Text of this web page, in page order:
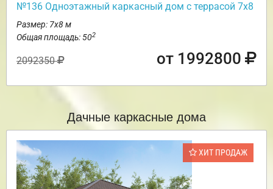
№136 Одноэтажный каркасный дом с террасой 7х8
Размер: 7х8 м
Общая площадь: 502
2092350 от 1992800
Дачные каркасные дома
ХИТ ПРОДАЖ